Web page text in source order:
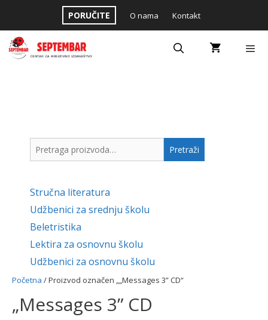
content
PORUČITE O nama Kontakt
Početna / Proizvod označen „„Messages 3” CD“
„Messages 3” CD
Pretraga
za:
Pretraži
Stručna literatura
Udžbenici za srednju školu
Beletristika
Lektira za osnovnu školu
Udžbenici za osnovnu školu